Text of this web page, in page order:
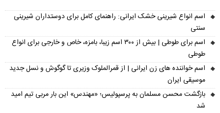
اسم انواع شیرینی خشک ایرانی: راهنمای کامل برای دوستداران شیرینی
سنتی
اسم برای طوطی | بیش از ۳۰۰ اسم زیبا، بامزه، خاص و خارجی برای انواع
طوطی
اسم خواننده های زن ایرانی | از قمرالملوک وزیری تا گوگوش و نسل جدید
موسیقی ایران
بازگشت محسن مسلمان به پرسپولیس؛ «مهندس» این بار مربی تیم امید
شد